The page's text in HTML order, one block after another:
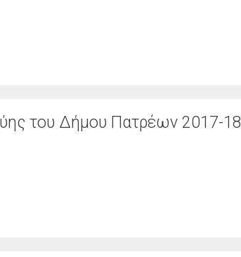
του Δήμου Πατρέων 2017-18